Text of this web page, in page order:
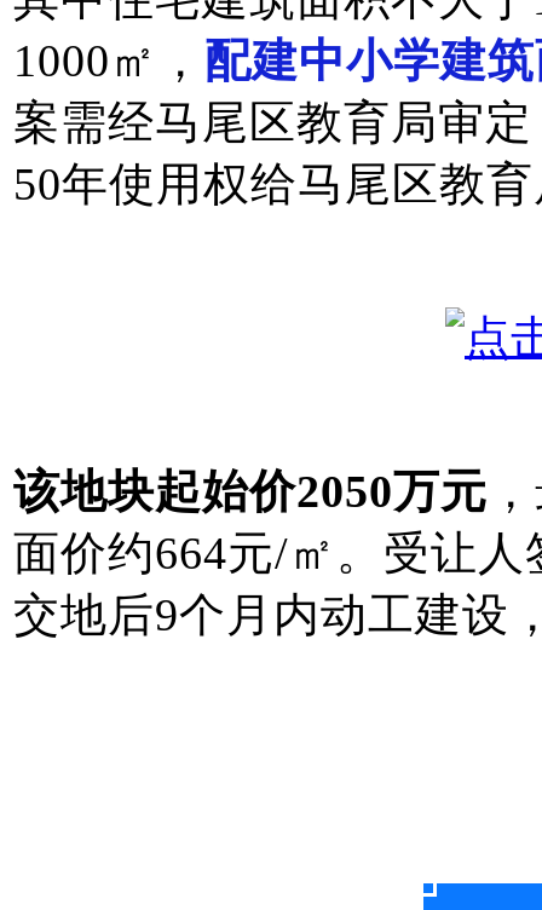
1000㎡， 配建中小学建
案需经马尾区教育局审
50年使用权给马尾区教
该地块起始价2050万元
面价约664元/㎡。 受让人
交地后9个月内动工建设